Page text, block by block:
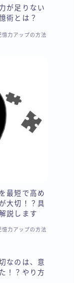
が足りない
術とは？
憶力アップの方法
最短で高め
大切！？具
説します
憶力アップの方法
なのは、意
！？やり方